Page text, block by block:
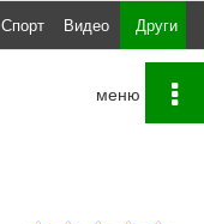
Спорт Видео Други